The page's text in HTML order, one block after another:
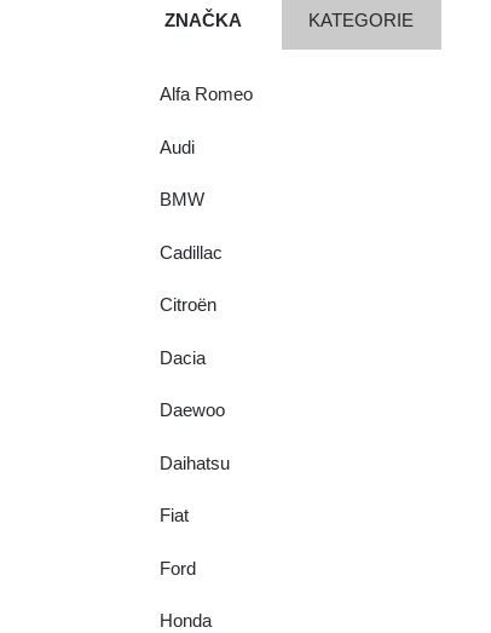
ZNAČKA KATEGORIE
Alfa Romeo
Audi
BMW
Cadillac
Citroën
Dacia
Daewoo
Daihatsu
Fiat
Ford
Honda